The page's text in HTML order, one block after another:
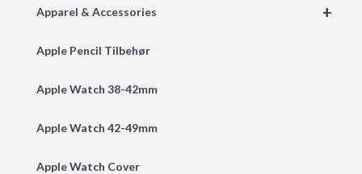
+
Apparel & Accessories
Apple Pencil Tilbehør
Apple Watch 38-42mm
Apple Watch 42-49mm
Apple Watch Cover